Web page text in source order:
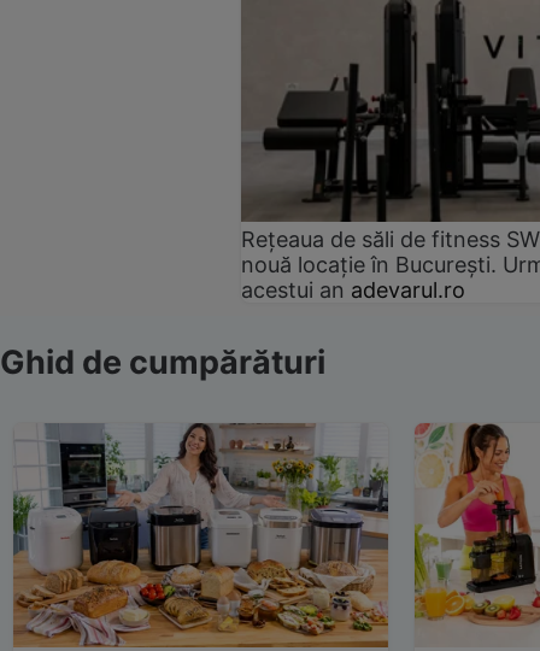
Rețeaua de săli de fitness
nouă locație în București.
acestui an adevarul.ro
Ghid de cumpărături